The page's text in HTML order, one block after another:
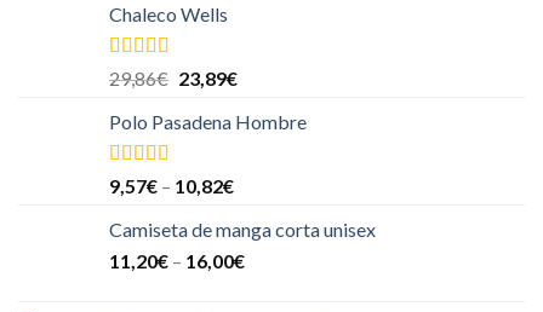
Chaleco Wells
Valorado
4.00
5
29,86€ 23,89€
Polo Pasadena Hombre
Valorado
en
5
9,57€ – 10,82€
Camiseta de manga corta unisex
11,20€ – 16,00€